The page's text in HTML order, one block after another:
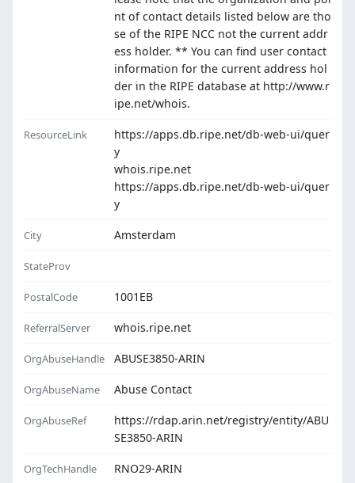
nt of contact details listed below are tho
se of the RIPE NCC not the current addr
ess holder. ** You can find user contact
information for the current address hol
der in the RIPE database at http://www.r
ipe.net/whois.
ResourceLink
https://apps.db.ripe.net/db-web-ui/quer
y
whois.ripe.net
https://apps.db.ripe.net/db-web-ui/quer
y
City Amsterdam
StateProv
PostalCode 1001EB
ReferralServer whois.ripe.net
OrgAbuseHandle ABUSE3850-ARIN
OrgAbuseName Abuse Contact
OrgAbuseRef
https://rdap.arin.net/registry/entity/ABU
SE3850-ARIN
OrgTechHandle RNO29-ARIN